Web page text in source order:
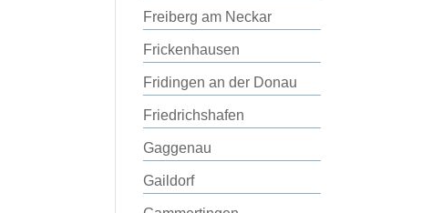
Freiberg am Neckar
Frickenhausen
Fridingen an der Donau
Friedrichshafen
Gaggenau
Gaildorf